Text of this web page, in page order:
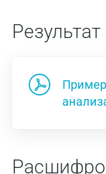
Результат
Пример